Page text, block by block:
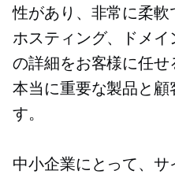
性があり、非常に柔軟
ホスティング、ドメイ
の詳細をお客様に任せ
本当に重要な製品と顧
す。
中小企業にとって、